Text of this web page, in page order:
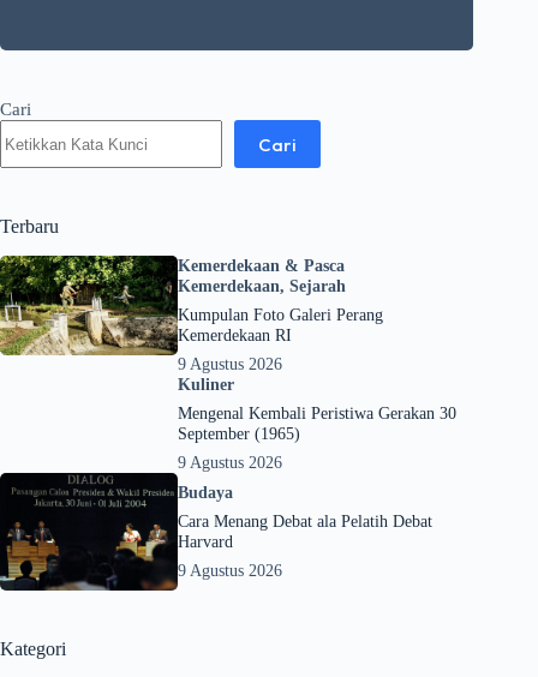
Cari
Cari
Terbaru
Kemerdekaan & Pasca
Kemerdekaan, Sejarah
Kumpulan Foto Galeri Perang
Kemerdekaan RI
9 Agustus 2026
Kuliner
Mengenal Kembali Peristiwa Gerakan 30
September (1965)
9 Agustus 2026
Budaya
Cara Menang Debat ala Pelatih Debat
Harvard
9 Agustus 2026
Kategori